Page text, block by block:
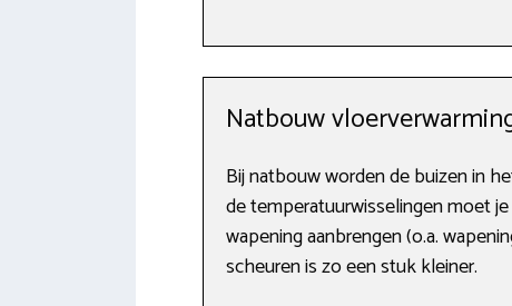
Natbouw
Bij natbouw worden de buizen in
de temperatuurwisselingen moet
wapening aanbrengen (o.a.
scheuren is zo een stuk kleiner.